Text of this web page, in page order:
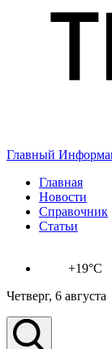
Главный
Главная
Новости
Справочник
Статьи
+19°C
Четверг, 6 августа